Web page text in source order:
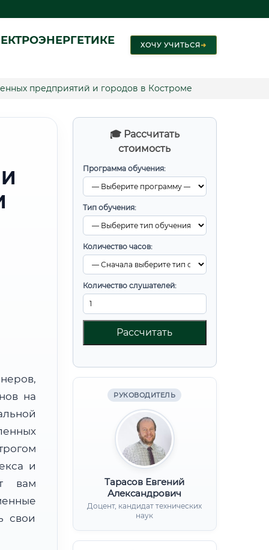
ХОЧУ УЧИТЬСЯ➜
предприятий и городов в Костроме
🎓 Рассчитать
стоимость
Программа обучения:
Тип обучения:
Количество часов:
Количество слушателей:
Рассчитать
РУКОВОДИТЕЛЬ
Тарасов Евгений
Александрович
Доцент, кандидат технических
наук
на
и
вам
свои